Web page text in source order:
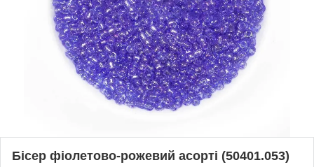
Бісер фіолетово-рожевий асорті (50401.053)